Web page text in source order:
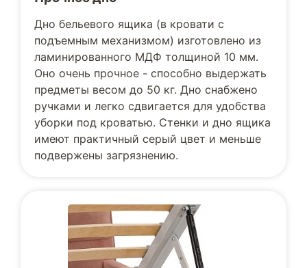
Дно бельевого ящика (в кровати с
подъемным механизмом) изготовлено из
ламинированного МДФ толщиной 10 мм.
Оно очень прочное - способно выдержать
предметы весом до 50 кг. Дно снабжено
ручками и легко сдвигается для удобства
уборки под кроватью. Стенки и дно ящика
имеют практичный серый цвет и меньше
подвержены загрязнению.